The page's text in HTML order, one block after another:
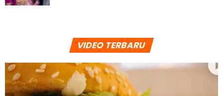
VIDEO TERBARU